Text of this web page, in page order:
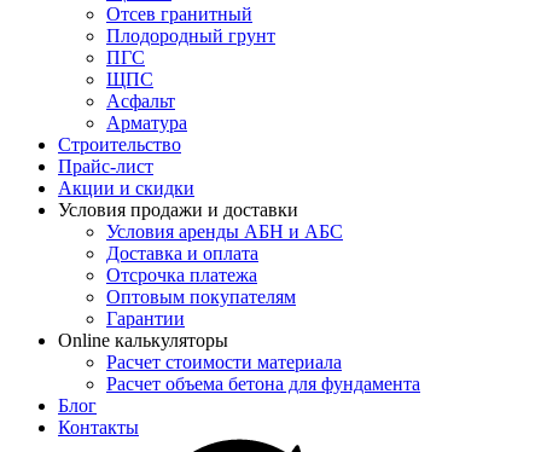
Отсев гранитный
Плодородный грунт
ПГС
ЩПС
Асфальт
Арматура
Строительство
Прайс-лист
Акции и скидки
Условия продажи и доставки
Условия аренды АБН и АБС
Доставка и оплата
Отсрочка платежа
Оптовым покупателям
Гарантии
Online калькуляторы
Расчет стоимости материала
Расчет объема бетона для фундамента
Блог
Контакты